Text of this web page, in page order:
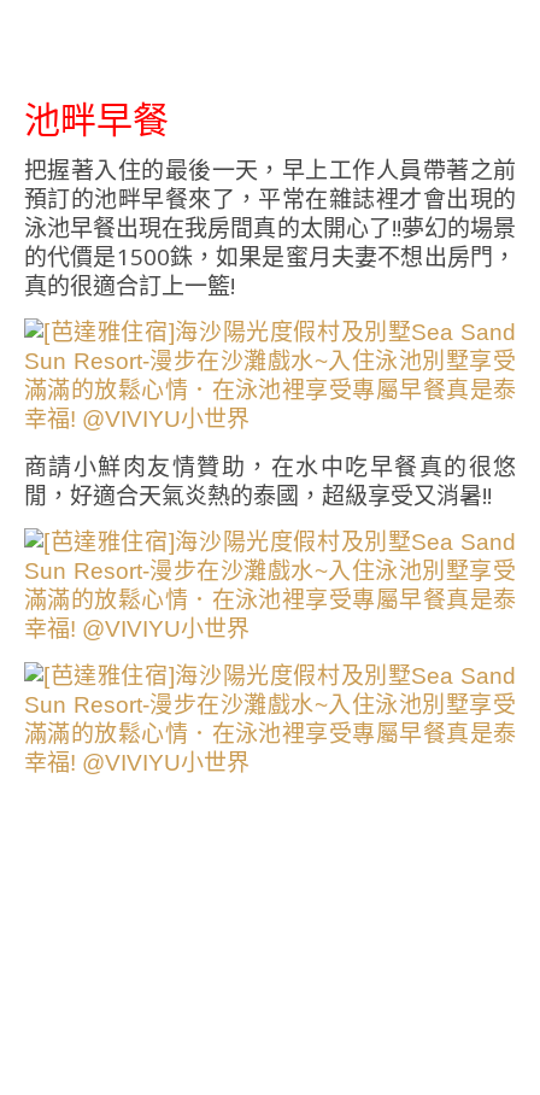
池畔早餐
把握著入住的最後一天，早上工作人員帶著之前
預訂的池畔早餐來了，平常在雜誌裡才會出現的
泳池早餐出現在我房間真的太開心了!!夢幻的場景
的代價是1500銖，如果是蜜月夫妻不想出房門，
真的很適合訂上一籃!
商請小鮮肉友情贊助，在水中吃早餐真的很悠
閒，好適合天氣炎熱的泰國，超級享受又消暑!!